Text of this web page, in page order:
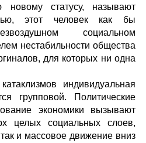
новому статусу, называют
этот человек как бы
социальном
нестабильности общества
для которых ни одна
индивидуальная
групповой. Политические
экономики вызывают
целых социальных слоев,
и массовое движение вниз